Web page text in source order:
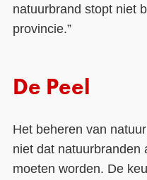
natuurbrand stopt niet
provincie.”
De Peel
Het beheren van
niet dat natuurbranden
moeten worden. De